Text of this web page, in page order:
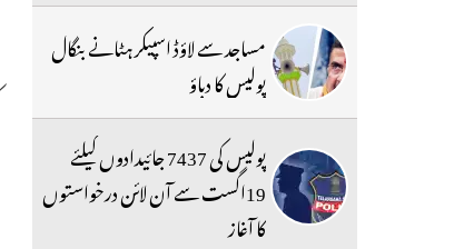
مساجد سے لاؤڈ اسپیکر ہٹانے بنگال
پولیس کا دباؤ
پولیس کی 7437 جائیدادوں کیلئے
19اگست سے آن لائن درخواستوں
کا آغاز